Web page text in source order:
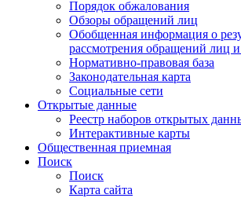
Порядок обжалования
Обзоры обращений лиц
Обобщенная информация о
рассмотрения обращений лиц
Нормативно-правовая база
Законодательная карта
Социальные сети
Открытые данные
Реестр наборов открытых
Интерактивные карты
Общественная приемная
Поиск
Поиск
Карта сайта